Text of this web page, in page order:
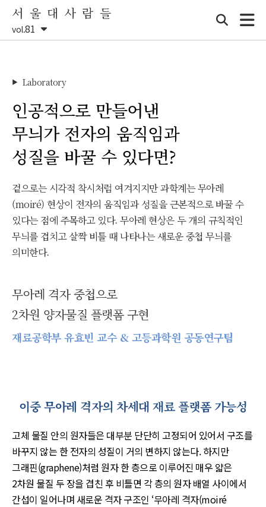
서 울 대 사 람 들
vol.81
▶ Laboratory
인공적으로 만들어낸
무늬가 전자의 움직임과
성질을 바꿀 수 있다면?
겉으로는 시각적 착시처럼 여겨지지만 과학계는 무아레
(moiré) 현상이 전자의 움직임과 성질을 근본적으로 바꿀 수
있다는 점에 주목하고 있다. 무아레 현상은 두 개의 규칙적인
무늬를 겹치고 살짝 비틀 때 나타나는 새로운 중첩 무늬를
의미한다.
무아레 격자 중첩으로
2차원 양자물질 플랫폼 구현
재료공학부 유효빈 교수 & 고등과학원 공동연구팀
이중 무아레 격자의 차세대 재료 플랫폼 가능성
고체 물질 안의 원자들은 대부분 단단히 고정되어 있어서 구조를
바꾸지 않는 한 전자의 성질이 거의 변하지 않는다. 하지만
그래핀(graphene)처럼 원자 한 층으로 이루어진 매우 얇은
2차원 물질 두 장을 겹친 후 비틀면 각 층의 원자 배열 사이에서
간섭이 일어나며 새로운 격자 구조인 ‘무아레 격자(moiré